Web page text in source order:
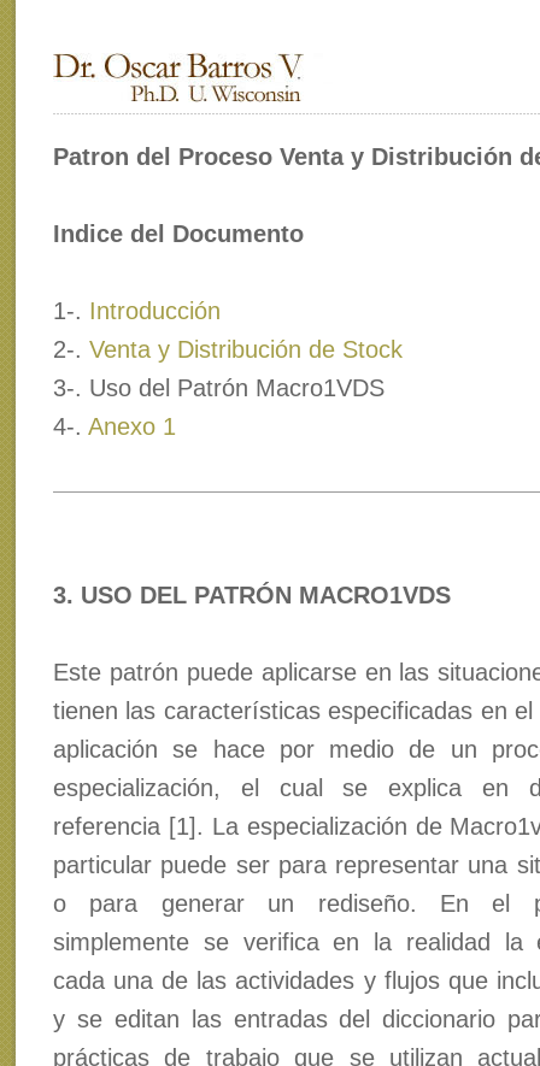
Patron del Proceso Venta y Distribución
Indice del Documento
1-. Introducción
2-. Venta y Distribución de Stock
3-. Uso del Patrón Macro1VDS
4-. Anexo 1
3. USO DEL PATRÓN MACRO1VDS
Este patrón puede aplicarse en las
tienen las características especificadas en
aplicación se hace por medio de un
especialización, el cual se explica en
referencia [1]. La especialización de
particular puede ser para representar una
o para generar un rediseño. En el
simplemente se verifica en la realidad la
cada una de las actividades y flujos que
y se editan las entradas del diccionario
prácticas de trabajo que se utilizan